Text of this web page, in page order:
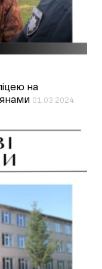
на
01.03.2024